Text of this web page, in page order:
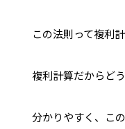
この法則って複利
複利計算だからど
分かりやすく、こ